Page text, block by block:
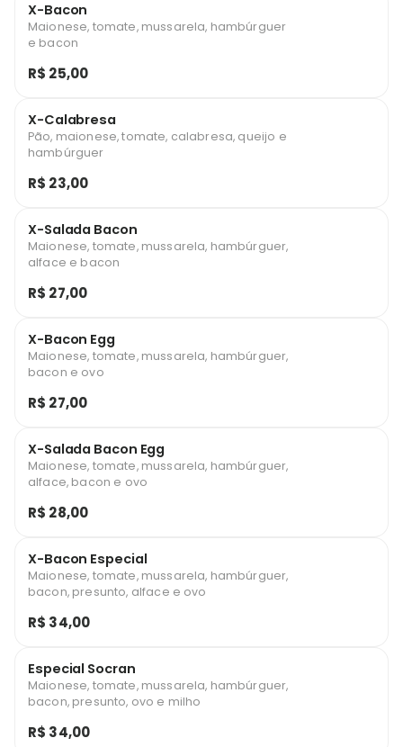
X-Bacon
Maionese, tomate, mussarela, hambúrguer
e bacon
R$ 25,00
X-Calabresa
Pão, maionese, tomate, calabresa, queijo e
hambúrguer
R$ 23,00
X-Salada Bacon
Maionese, tomate, mussarela, hambúrguer,
alface e bacon
R$ 27,00
X-Bacon Egg
Maionese, tomate, mussarela, hambúrguer,
bacon e ovo
R$ 27,00
X-Salada Bacon Egg
Maionese, tomate, mussarela, hambúrguer,
alface, bacon e ovo
R$ 28,00
X-Bacon Especial
Maionese, tomate, mussarela, hambúrguer,
bacon, presunto, alface e ovo
R$ 34,00
Especial Socran
Maionese, tomate, mussarela, hambúrguer,
bacon, presunto, ovo e milho
R$ 34,00